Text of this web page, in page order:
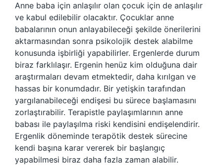
Anne baba için anlaşılır olan çocuk için de anlaşılır
ve kabul edilebilir olacaktır. Çocuklar anne
babalarının onun anlayabileceği şekilde önerilerini
aktarmasından sonra psikolojik destek alabilme
konusunda işbirliği yapabilirler. Ergenlerde durum
biraz farklılaşır. Ergenin henüz kim olduğuna dair
araştırmaları devam etmektedir, daha kırılgan ve
hassas bir konumdadır. Bir yetişkin tarafından
yargılanabileceği endişesi bu sürece başlamasını
zorlaştırabilir. Terapistle paylaşımlarının anne
babası ile paylaşılma riski kendisini endişelendirir.
Ergenlik döneminde terapötik destek sürecine
kendi başına karar vererek bir başlangıç
yapabilmesi biraz daha fazla zaman alabilir.